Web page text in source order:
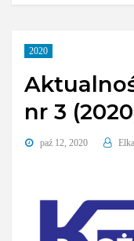
2020
nr 3
paź 12, 2020